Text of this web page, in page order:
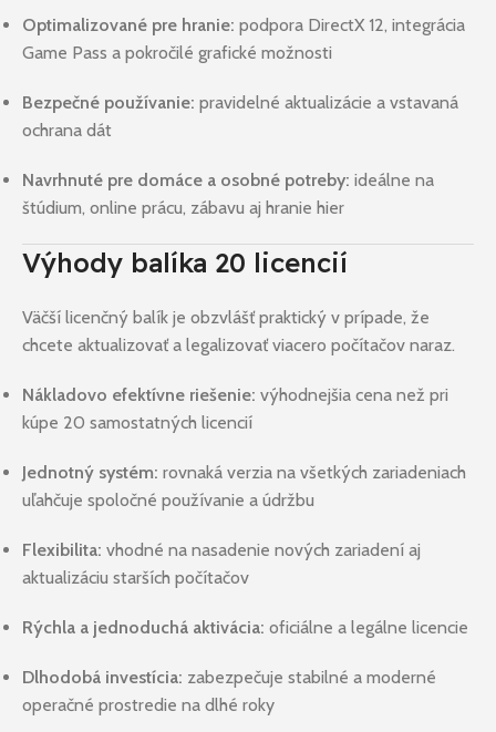
Optimalizované pre hranie: podpora DirectX 12, integrácia
Game Pass a pokročilé grafické možnosti
Bezpečné používanie: pravidelné aktualizácie a vstavaná
ochrana dát
Navrhnuté pre domáce a osobné potreby: ideálne na
štúdium, online prácu, zábavu aj hranie hier
Výhody balíka 20 licencií
Väčší licenčný balík je obzvlášť praktický v prípade, že
chcete aktualizovať a legalizovať viacero počítačov naraz.
Nákladovo efektívne riešenie: výhodnejšia cena než pri
kúpe 20 samostatných licencií
Jednotný systém: rovnaká verzia na všetkých zariadeniach
uľahčuje spoločné používanie a údržbu
Flexibilita: vhodné na nasadenie nových zariadení aj
aktualizáciu starších počítačov
Rýchla a jednoduchá aktivácia: oficiálne a legálne licencie
Dlhodobá investícia: zabezpečuje stabilné a moderné
operačné prostredie na dlhé roky